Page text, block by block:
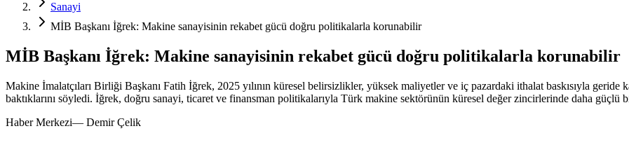
Sanayi
MİB Başkanı İğrek: Makine sanayisinin rekabet gücü doğru politikalarla korunabilir
MİB Başkanı İğrek: Makine sanayisinin rekabet gücü doğru politikalarla korunabilir
Makine İmalatçıları Birliği Başkanı Fatih İğrek, 2025 yılının küresel belirsizlikler, yüksek maliyetler ve iç pazardaki ithalat baskısıyla
baktıklarını söyledi. İğrek, doğru sanayi, ticaret ve finansman politikalarıyla Türk makine sektörünün küresel değer zincirlerinde daha güçlü
Haber Merkezi— Demir Çelik